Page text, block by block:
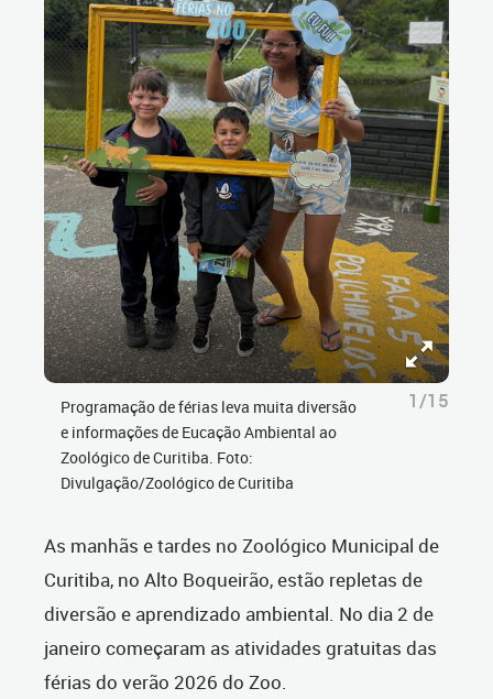
Programação de férias leva muita diversão
e informações de Eucação Ambiental ao
Zoológico de Curitiba. Foto:
Divulgação/Zoológico de Curitiba
1/15
As manhãs e tardes no Zoológico Municipal de
Curitiba, no Alto Boqueirão, estão repletas de
diversão e aprendizado ambiental. No dia 2 de
janeiro começaram as atividades gratuitas das
férias do verão 2026 do Zoo.